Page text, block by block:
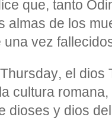
que, tanto
almas de los
una vez
Thursday, el dios
cultura
dioses y dios